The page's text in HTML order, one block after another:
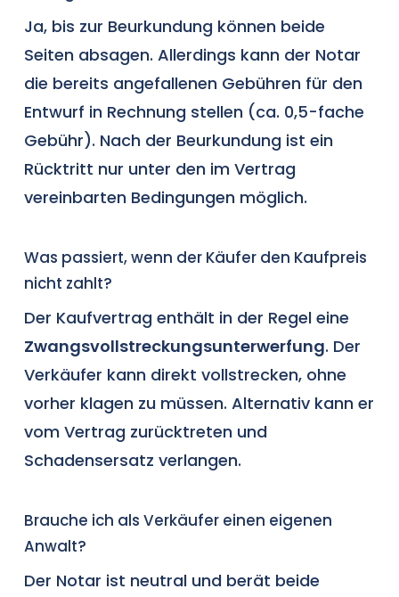
Ja, bis zur Beurkundung können beide
Seiten absagen. Allerdings kann der Notar
die bereits angefallenen Gebühren für den
Entwurf in Rechnung stellen (ca. 0,5-fache
Gebühr). Nach der Beurkundung ist ein
Rücktritt nur unter den im Vertrag
vereinbarten Bedingungen möglich.
Was passiert, wenn der Käufer den Kaufpreis
nicht zahlt?
Der Kaufvertrag enthält in der Regel eine
Zwangsvollstreckungsunterwerfung. Der
Verkäufer kann direkt vollstrecken, ohne
vorher klagen zu müssen. Alternativ kann er
vom Vertrag zurücktreten und
Schadensersatz verlangen.
Brauche ich als Verkäufer einen eigenen
Anwalt?
Der Notar ist neutral und berät beide